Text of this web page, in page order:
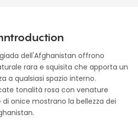
dell'Afghanistan offrono
rara e squisita che apporta un
a qualsiasi spazio interno.
tonalità rosa con venature
onice mostrano la bellezza dei